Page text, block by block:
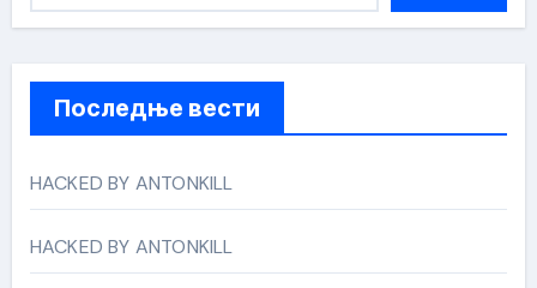
Последње вести
HACKED BY ANTONKILL
HACKED BY ANTONKILL